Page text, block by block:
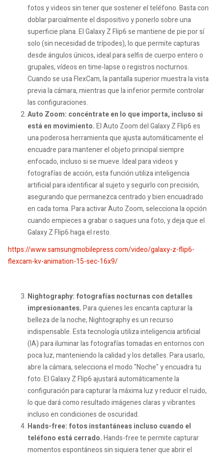
fotos y videos sin tener que sostener el teléfono. Basta con
doblar parcialmente el dispositivo y ponerlo sobre una
superficie plana. El Galaxy Z Flip6 se mantiene de pie por sí
solo (sin necesidad de trípodes), lo que permite capturas
desde ángulos únicos, ideal para selfis de cuerpo entero o
grupales, vídeos en time-lapse o registros nocturnos.
Cuando se usa FlexCam, la pantalla superior muestra la vista
previa la cámara, mientras que la inferior permite controlar
las configuraciones.
Auto Zoom: concéntrate en lo que importa, incluso si
está en movimiento.El Auto Zoom del Galaxy Z Flip6 es
una poderosa herramienta que ajusta automáticamente el
encuadre para mantener el objeto principal siempre
enfocado, incluso si se mueve. Ideal para videos y
fotografías de acción, esta función utiliza inteligencia
artificial para identificar al sujeto y seguirlo con precisión,
asegurando que permanezca centrado y bien encuadrado
en cada toma. Para activar Auto Zoom, selecciona la opción
cuando empieces a grabar o saques una foto, y deja que el
Galaxy Z Flip6 haga el resto.
https://www.samsungmobilepress.com/video/galaxy-z-flip6-
flexcam-kv-animation-15-sec-16x9/
Nightography: fotografías nocturnas con detalles
impresionantes.Para quienes les encanta capturar la
belleza de la noche, Nightography es un recurso
indispensable. Esta tecnología utiliza inteligencia artificial
(IA) para iluminar las fotografías tomadas en entornos con
poca luz, manteniendo la calidad y los detalles. Para usarlo,
abre la cámara, selecciona el modo "Noche" y encuadra tu
foto. El Galaxy Z Flip6 ajustará automáticamente la
configuración para capturar la máxima luz y reducir el ruido,
lo que dará como resultado imágenes claras y vibrantes
incluso en condiciones de oscuridad.
Hands-free: fotos instantáneas incluso cuando el
teléfono está cerrado.Hands-free te permite capturar
momentos espontáneos sin siquiera tener que abrir el